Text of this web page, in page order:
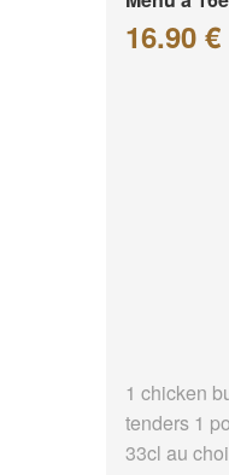
16.90 €
1 chicken
tenders 1
33cl au